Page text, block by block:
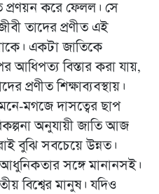
প্রণয়ন করে ফেলল। সে
তাদের প্রণীত এই
একটা জাতিকে
আধিপত্য বিস্তার করা যায়,
প্রণীত শিক্ষাব্যবস্থায়।
মগজে দাসত্বের ছাপ
অনুযায়ী জাতি আজ
বুঝি সবচেয়ে উন্নত।
সঙ্গে মানানসই।
বিশ্বের মানুষ। যদিও